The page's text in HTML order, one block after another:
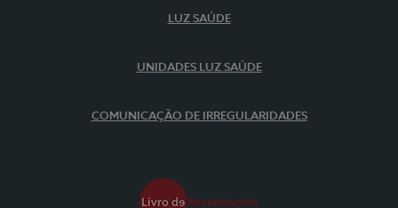
LUZ SAÚDE
UNIDADES LUZ SAÚDE
COMUNICAÇÃO DE IRREGULARIDADES